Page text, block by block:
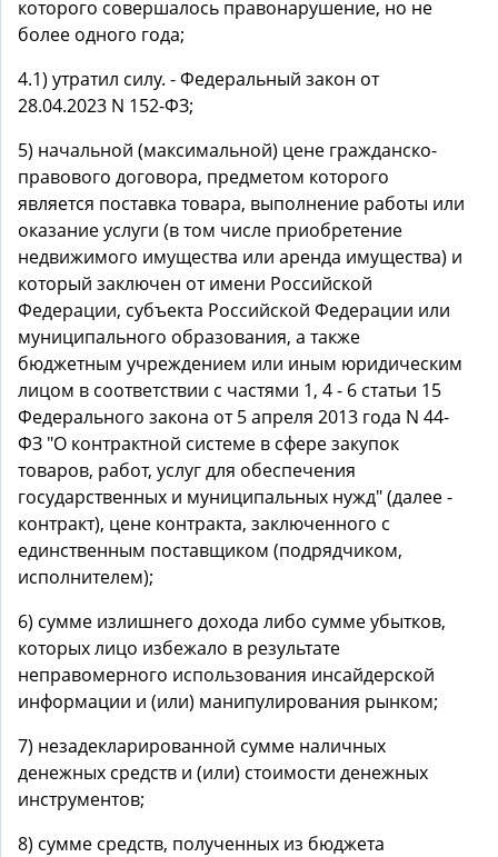
которого совершалось правонарушение, но не
более одного года;
4.1) утратил силу. - Федеральный закон от
28.04.2023 N 152-ФЗ;
5) начальной (максимальной) цене гражданско-
правового договора, предметом которого
является поставка товара, выполнение работы или
оказание услуги (в том числе приобретение
недвижимого имущества или аренда имущества) и
который заключен от имени Российской
Федерации, субъекта Российской Федерации или
муниципального образования, а также
бюджетным учреждением или иным юридическим
лицом в соответствии с частями 1, 4 - 6 статьи 15
Федерального закона от 5 апреля 2013 года N 44-
ФЗ "О контрактной системе в сфере закупок
товаров, работ, услуг для обеспечения
государственных и муниципальных нужд" (далее -
контракт), цене контракта, заключенного с
единственным поставщиком (подрядчиком,
исполнителем);
6) сумме излишнего дохода либо сумме убытков,
которых лицо избежало в результате
неправомерного использования инсайдерской
информации и (или) манипулирования рынком;
7) незадекларированной сумме наличных
денежных средств и (или) стоимости денежных
инструментов;
8) сумме средств, полученных из бюджета